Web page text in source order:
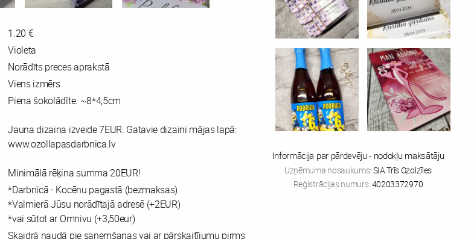
1.20 €
Violeta
Norādīts preces aprakstā
Viens izmērs
Piena šokolādīte. ~8*4,5cm
Jauna dizaina izveide 7EUR. Gatavie dizaini mājas lapā:
www.ozollapasdarbnica.lv
Minimālā rēķina summa 20EUR!
*Darbnīcā - Kocēnu pagastā (bezmaksas)
*Valmierā Jūsu norādītajā adresē (+2EUR)
*vai sūtot ar Omnivu (+3,50eur)
Skaidrā naudā pie saņemšanas vai ar pārskaitījumu pirms
Informācija par pārdevēju - nodokļu maksātāju
Uzņēmuma nosaukums: SIA Trīs Ozolzīles
Reģistrācijas numurs: 40203372970